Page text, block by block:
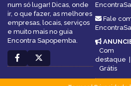
num só lugar! Dicas, onde
ir, o que fazer, as melhores
empresas, locais, serviços
e muito mais no guia
Encontra Sapopemba.
Fale
Com
destaque |
Grátis